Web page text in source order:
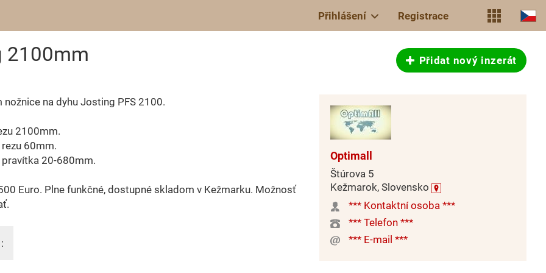
Přihlášení Registrace
2100mm Přidat nový inzerát
nožnice na dyhu Josting PFS 2100.
2100mm.
60mm.
pravítka 20-680mm.
Euro. Plne funkčné, dostupné skladom v Kežmarku. Možnosť
Optimall
Štúrova 5
Kežmarok, Slovensko
*** Kontaktní osoba ***
*** Telefon ***
*** E-mail ***